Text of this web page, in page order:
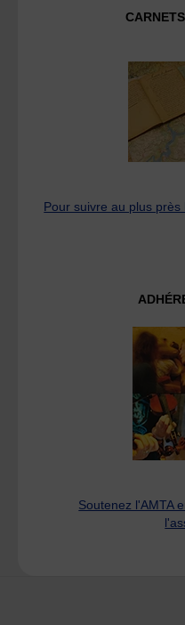
Pour suivre au plus près
Soutenez l'AMTA